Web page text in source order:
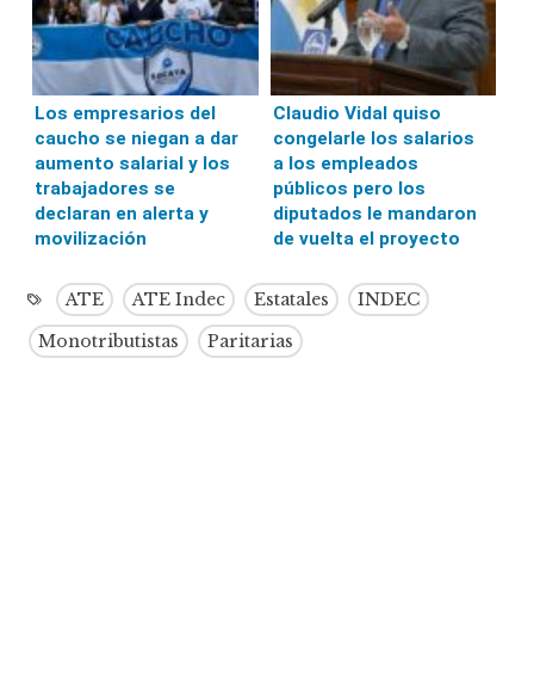
Los empresarios del
caucho se niegan a dar
aumento salarial y los
trabajadores se
declaran en alerta y
movilización
Claudio Vidal quiso
congelarle los salarios
a los empleados
públicos pero los
diputados le mandaron
de vuelta el proyecto
ATE ATE Indec Estatales
INDEC
Monotributistas
Paritarias